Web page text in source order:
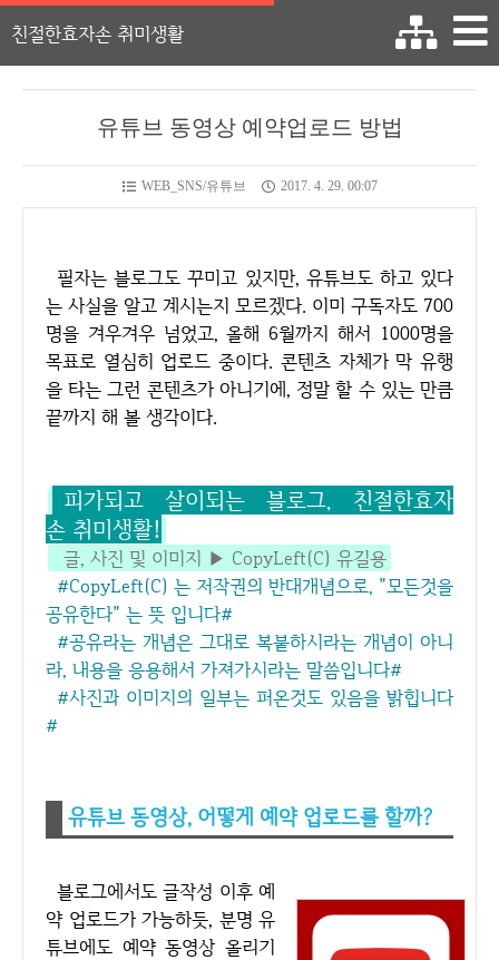
친절한효자손 취미생활
유튜브 동영상 예약업로드 방법
WEB_SNS/유튜브 2017. 4. 29. 00:07
필자는 블로그도 꾸미고 있지만, 유튜브도 하고 있다
는 사실을 알고 계시는지 모르겠다. 이미 구독자도 700
명을 겨우겨우 넘었고, 올해 6월까지 해서 1000명을
목표로 열심히 업로드 중이다. 콘텐츠 자체가 막 유행
을 타는 그런 콘텐츠가 아니기에, 정말 할 수 있는 만큼
끝까지 해 볼 생각이다.
피가되고 살이되는 블로그, 친절한효자
손 취미생활!
글, 사진 및 이미지 ▶ CopyLeft(C) 유길용
#CopyLeft(C) 는 저작권의 반대개념으로, "모든것을
공유한다" 는 뜻 입니다#
#공유라는 개념은 그대로 복붙하시라는 개념이 아니
라, 내용을 응용해서 가져가시라는 말씀입니다#
#사진과 이미지의 일부는 퍼온것도 있음을 밝힙니다
#
유튜브 동영상, 어떻게 예약 업로드를 할까?
블로그에서도 글작성 이후 예
약 업로드가 가능하듯, 분명 유
튜브에도 예약 동영상 올리기